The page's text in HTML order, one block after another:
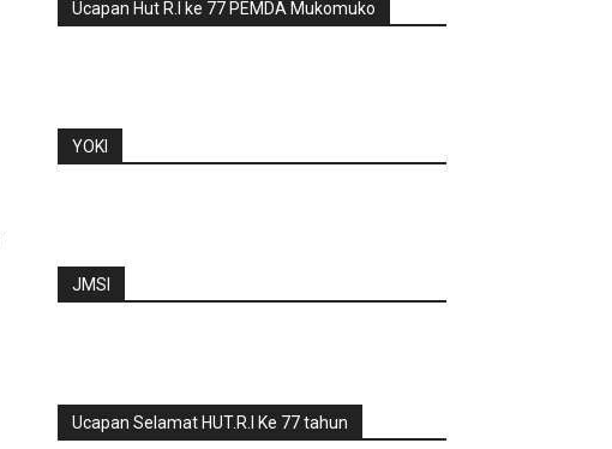
Ucapan Hut R.I ke 77 PEMDA Mukomuko
YOKI
JMSI
Ucapan Selamat HUT.R.I Ke 77 tahun